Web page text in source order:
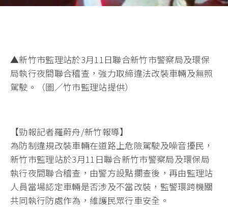
▲新竹市監理站於3月11日聯合新竹市警察局及環保
局執行夜間聯合稽查，強力取締違法改裝車輛及無照
駕駛。（圖／竹市監理站提供）
【勁報記者羅蔚舟/新竹報導】
為防制違規改裝車輛在道路上危險駕駛及噪音擾民，
新竹市監理站於3月11日聯合新竹市警察局及環保局
執行夜間聯合稽查，由警方設點攔查後，再由監理站
人員當場認定車輛是否涉及不當改裝，監警環跨機關
共同執行防處作為，維護民眾行車安全。